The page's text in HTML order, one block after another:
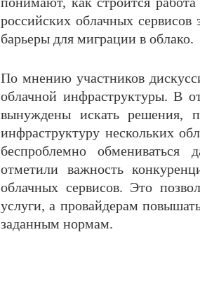
российских облачных
барьеры для миграции в облако.
По мнению участников
облачной инфраструктуры. В
вынуждены искать решения,
инфраструктуру нескольких
беспроблемно
отметили важность
облачных сервисов. Это
услуги, а провайдерам
заданным нормам.